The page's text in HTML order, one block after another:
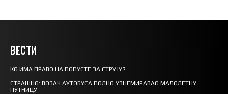
ВЕСТИ
КО ИМА ПРАВО НА ПОПУСТЕ ЗА СТРУЈУ?
СТРАШНО: ВОЗАЧ АУТОБУСА ПОЛНО УЗНЕМИРАВАО МАЛОЛЕТНУ
ПУТНИЦУ